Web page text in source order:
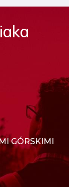
GÓRSKIMI